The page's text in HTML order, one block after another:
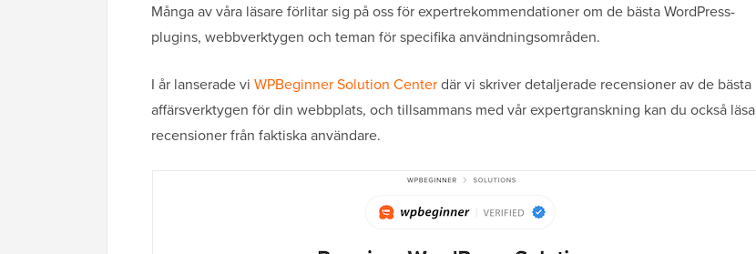
Många av våra läsare förlitar sig på oss för expertrekommendationer om de bästa WordPress-
plugins, webbverktygen och teman för specifika användningsområden.
I år lanserade vi WPBeginner Solution Centerdär vi skriver detaljerade recensioner av de bästa
affärsverktygen för din webbplats, och tillsammans med vår expertgranskning kan du också läsa
recensioner från faktiska användare.